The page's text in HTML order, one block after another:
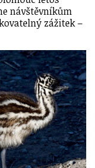
návštěvníkům
zážitek –